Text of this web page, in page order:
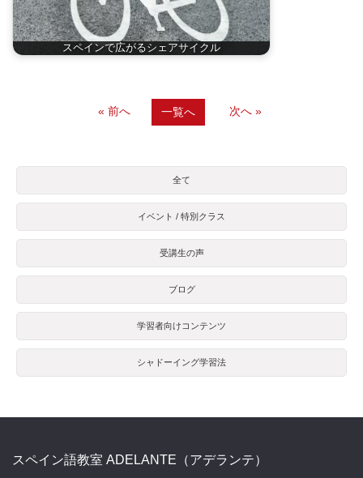
スペインで広がるシェアサイクル
« 前へ 一覧へ 次へ »
全て
イベント / 特別クラス
受講生の声
ブログ
学習者向けコンテンツ
シャドーイング学習法
スペイン語教室 ADELANTE（アデランテ）